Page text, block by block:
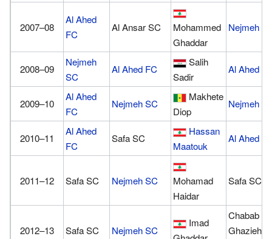
2007–08
Al Ahed
FC
Al Ansar SC
Mohammed
Ghaddar
Nejmeh
2008–09
Nejmeh
SC
Al Ahed FC
Salih
Sadir
Al Ahed
2009–10
Al Ahed
FC
Nejmeh SC
Makhete
Diop
Nejmeh
2010–11
Al Ahed
FC
Safa SC
Hassan
Maatouk
Al Ahed
2011–12 Safa SC Nejmeh SC
Mohamad
Haidar
Safa SC
2012–13 Safa SC Nejmeh SC
Imad
Chabab
Ghazieh